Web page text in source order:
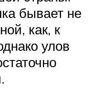
бывает не
как, к
улов